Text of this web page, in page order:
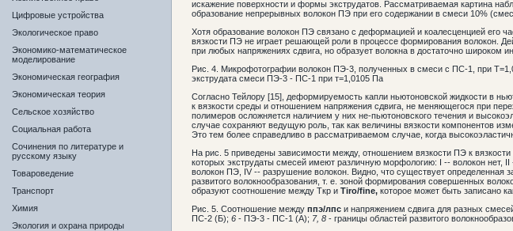
Цифровые устройства
Экологическое право
Экономико-математическое
моделирование
Экономическая география
Экономическая теория
Сельское хозяйство
Социальная работа
Сочинения по литературе и
русскому языку
Товароведение
Транспорт
Химия
Экология и охрана природы
искажение поверхности и формы экструдатов. Рассматриваемая картина
образование непрерывных волокон ПЭ при его содержании в смеси 10%
Хотя образование волокон ПЭ связано с деформацией и коалесценцией его
вязкости ПЭ не играет решающей роли в процессе формирования волокон.
при любых напряжениях сдвига, но образует волокна в достаточно широком
Рис. 4. Микрофотографии волокон ПЭ-3, полученных в смеси с ПС-1, при
экструдата смеси ПЭ-3 - ПС-1 при т=1,0105 Па
Согласно Тейлору [15], деформируемость капли ньютоновской жидкости в
к вязкости среды и отношением напряжения сдвига, не меняющегося при
полимеров осложняется наличием у них не-пьютоновского течения и
случае сохраняют ведущую роль, так как величины вязкости компонентов
Это тем более справедливо в рассматриваемом случае, когда
На рис. 5 приведены зависимости между, отношением вязкости ПЭ к
которых экструдаты смесей имеют различную морфологию: I -- волокон
волокон ПЭ, IV -- разрушение волокон. Видно, что существует определенная
развитого волокнообразования, т. е. зоной формирования совершенных
образуют соотношение между Ткр и Tiro/fine, которое может быть записано
Рис. 5. Соотношение между ппэ/лпс и напряжением сдвига для разных
ПС-2 (Б); 6 - ПЭ-3 - ПС-1 (А); 7, 8 - границы областей развитого